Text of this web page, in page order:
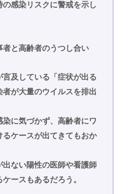
感染リスクに警戒を示し
者と高齢者のうつし合い
言及している「症状が出る
が大量のウイルスを排出
染に気づかず、高齢者にワ
るケースが出てきてもおか
出ない陽性の医師や看護師
ースもあるだろう。